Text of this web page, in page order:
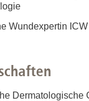
Wundexpertin ICW
Dermatologische